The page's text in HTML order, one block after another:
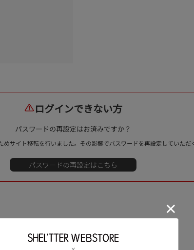
ログインできない方
パスワードの再設定はお済みですか？
サイト移転を行いました。その影響でパスワードを再設定していただ